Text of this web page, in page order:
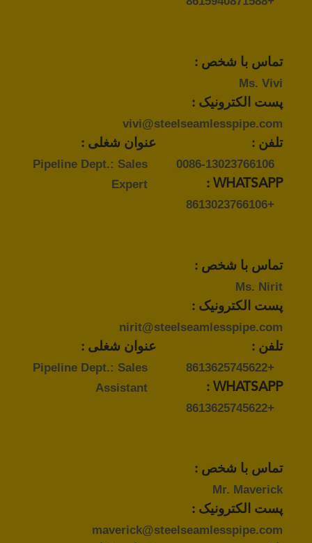
تماس با شخص :
Ms. Vivi
پست الکترونیک :
vivi@steelseamlesspipe.com
عنوان شغلی :
Pipeline Dept.: Sales
Expert
تلفن :
0086-13023766106
WHATSAPP :
+8613023766106
تماس با شخص :
Ms. Nirit
پست الکترونیک :
nirit@steelseamlesspipe.com
عنوان شغلی :
Pipeline Dept.: Sales
Assistant
تلفن :
+8613625745622
WHATSAPP :
+8613625745622
تماس با شخص :
Mr. Maverick
پست الکترونیک :
maverick@steelseamlesspipe.com